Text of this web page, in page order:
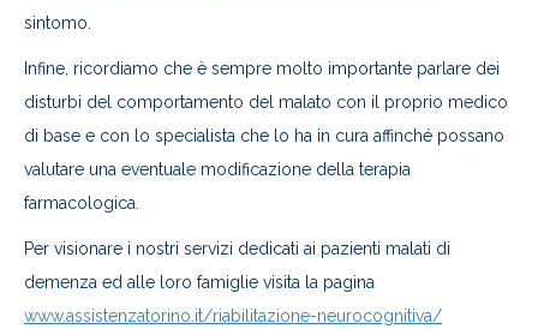
sintomo.
Infine, ricordiamo che è sempre molto importante parlare dei
disturbi del comportamento del malato con il proprio medico
di base e con lo specialista che lo ha in cura affinché possano
valutare una eventuale modificazione della terapia
farmacologica.
Per visionare i nostri servizi dedicati ai pazienti malati di
demenza ed alle loro famiglie visita la pagina
www.assistenzatorino.it/riabilitazione-neurocognitiva/